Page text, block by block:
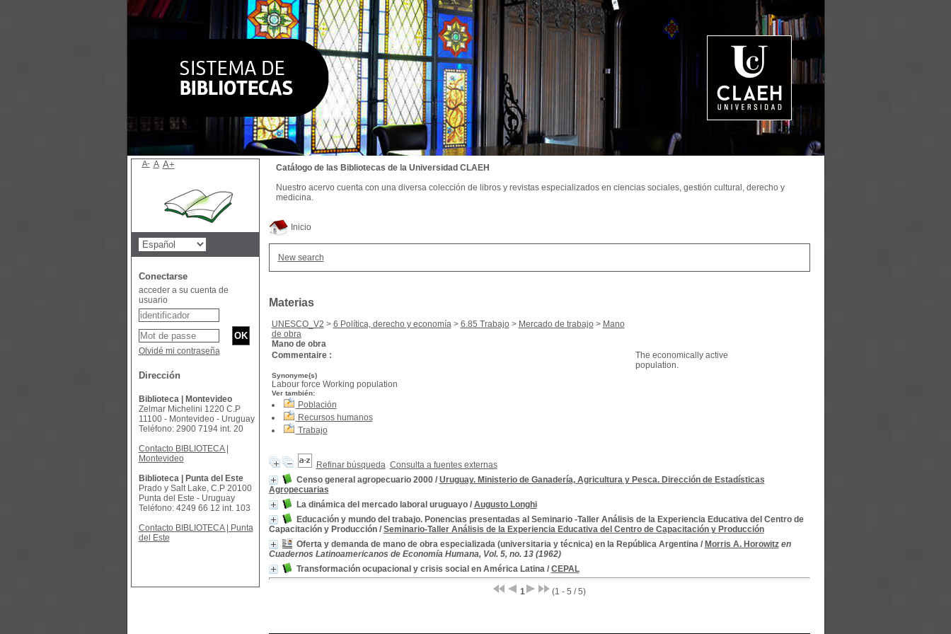
Inicio
New search
Materias
UNESCO_V2 > 6 Política, derecho y economía> 6.85 Trabajo> Mercado de trabajo> Mano
de obra
Mano de obra
Commentaire :
The economically active
population.
Synonyme(s)
Labour force Working population
Ver también:
Población
Recursos humanos
Trabajo
Refinar búsqueda Consulta a fuentes externas
Censo general agropecuario 2000/ Uruguay. Ministerio de Ganadería, Agricultura y Pesca. Dirección de Estadísticas
Agropecuarias
La dinámica del mercado laboral uruguayo/ Augusto Longhi
Educación y mundo del trabajo. Ponencias presentadas al Seminario -Taller Análisis de la Experiencia Educativa del Centro de
Capacitación y Producción/ Seminario-Taller Análisis de la Experiencia Educativa del Centro de Capacitación y Producción
Oferta y demanda de mano de obra especializada (universitaria y técnica) en la República Argentina/ Morris A. Horowitz en
Cuadernos Latinoamericanos de Economía Humana, Vol. 5, no. 13 (1962)
Transformación ocupacional y crisis social en América Latina/ CEPAL
1 (1 - 5 / 5)
Catálogo de las Bibliotecas de la Universidad CLAEH
Nuestro acervo cuenta con una diversa colección de libros y revistas especializados en ciencias sociales, gestión cultural, derecho y
medicina.
A- A A+
Conectarse
acceder a su cuenta de
usuario
Olvidé mi contraseña
Dirección
Biblioteca | Montevideo
Zelmar Michelini 1220 C.P
11100 - Montevideo - Uruguay
Teléfono: 2900 7194 int. 20
Contacto BIBLIOTECA |
Montevideo
Biblioteca | Punta del Este
Prado y Salt Lake, C.P 20100
Punta del Este - Uruguay
Teléfono: 4249 66 12 int. 103
Contacto BIBLIOTECA | Punta
del Este